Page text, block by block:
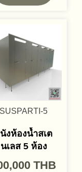
SUSPARTI-5
งห้องน้ำสเต
นเลส 5 ห้อง
THB